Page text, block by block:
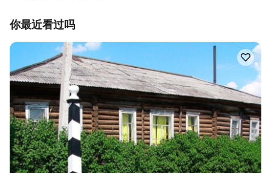
你最近看过吗